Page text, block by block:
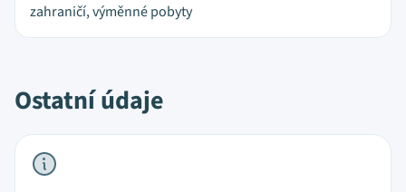
zahraničí, výměnné pobyty
Ostatní údaje